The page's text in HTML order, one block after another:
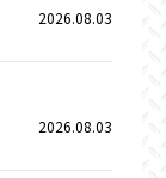
2026.08.03
2026.08.03